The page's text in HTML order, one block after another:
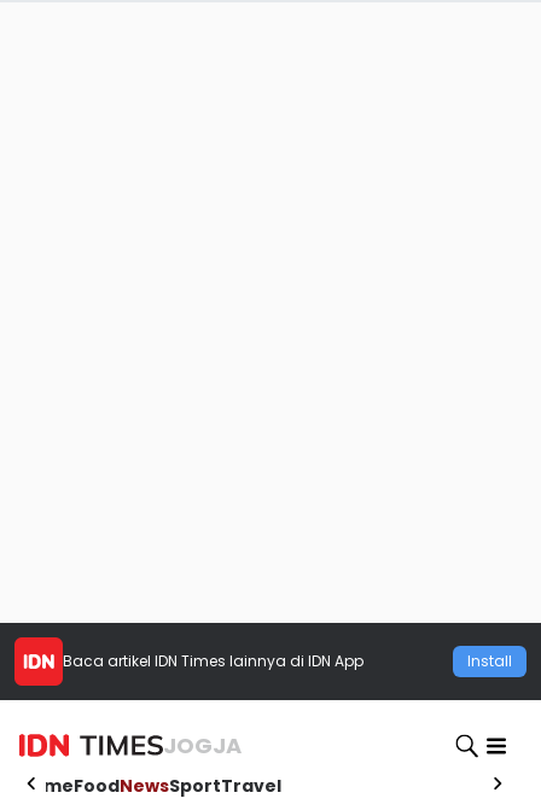
Baca artikel IDN Times lainnya di IDN App Install
JOGJA
HomeFoodNewsSportTravel